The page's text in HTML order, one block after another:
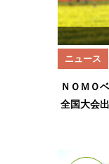
ニュース
ＮＯＭＯ
全国大会